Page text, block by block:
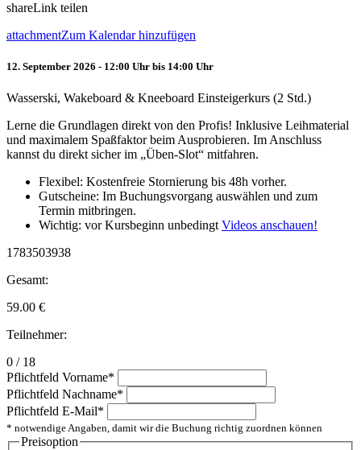
shareLink teilen
attachmentZum Kalendar hinzufügen
12. September 2026 - 12:00 Uhr bis 14:00 Uhr
Wasserski, Wakeboard & Kneeboard Einsteigerkurs (2 Std.)
Lerne die Grundlagen direkt von den Profis! Inklusive Leihmaterial
und maximalem Spaßfaktor beim Ausprobieren. Im Anschluss
kannst du direkt sicher im „Üben-Slot“ mitfahren.
Flexibel: Kostenfreie Stornierung bis 48h vorher.
Gutscheine: Im Buchungsvorgang auswählen und zum
Termin mitbringen.
Wichtig: vor Kursbeginn unbedingt Videos anschauen!
1783503938
Gesamt:
59.00 €
Teilnehmer:
0 / 18
Pflichtfeld Vorname*
Pflichtfeld Nachname*
Pflichtfeld E-Mail*
* notwendige Angaben, damit wir die Buchung richtig zuordnen können
Preisoption